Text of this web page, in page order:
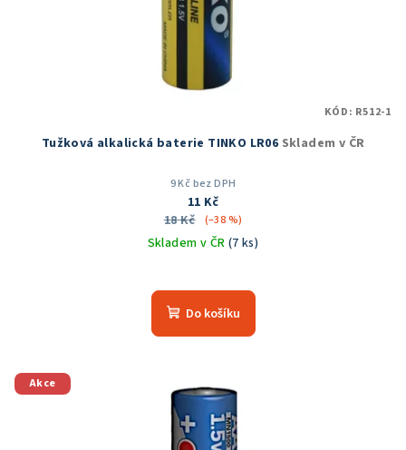
Tužková alkalická baterie TINKO LR06 Skladem v ČR
9 Kč bez DPH
11 Kč
18 Kč
(–38 %)
Skladem v ČR (7 ks)
Do košíku
KÓD: R512-1
Akce